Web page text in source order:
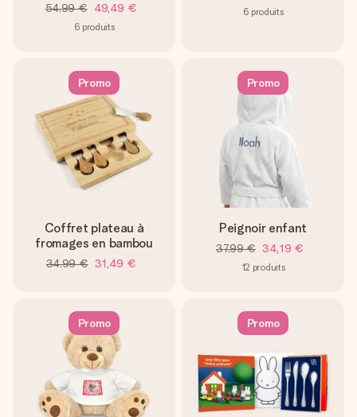
54,99 € 49,49 €
6 produits
6 produits
Promo
Coffret plateau à
fromages en bambou
34,99 € 31,49 €
Promo
Peignoir enfant
37,99 € 34,19 €
12 produits
Promo Promo